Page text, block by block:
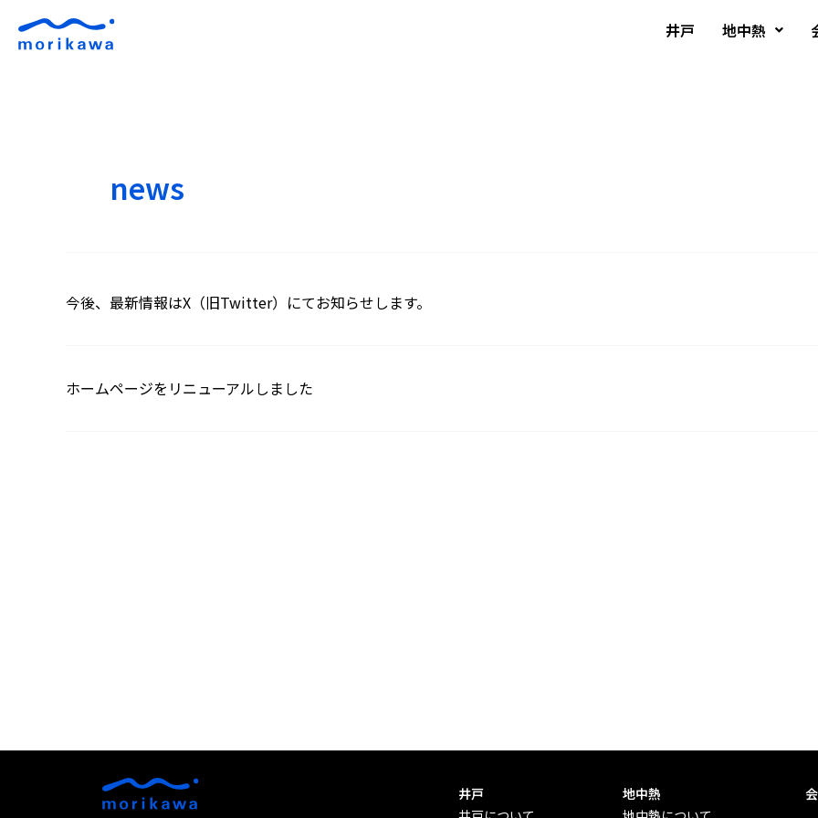
井戸 地中熱
news
今後、最新情報はX（旧Twitter）にてお知らせします。
ホームページをリニューアルしました
井戸
地中熱